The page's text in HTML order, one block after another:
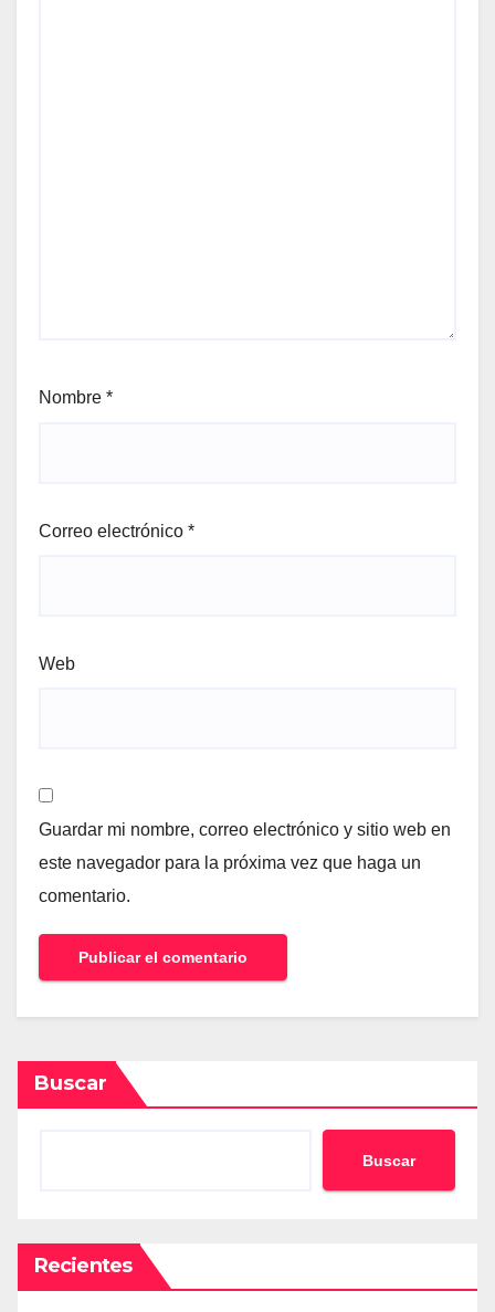
Nombre *
Correo electrónico *
Web
Guardar mi nombre, correo electrónico y sitio web en
este navegador para la próxima vez que haga un
comentario.
Buscar
Buscar
Recientes